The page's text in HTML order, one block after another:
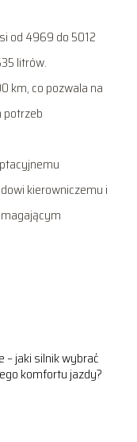
od 4969 do 5012
litrów.
km, co pozwala na
potrzeb
kierowniczemu i
– jaki silnik wybrać
komfortu jazdy?